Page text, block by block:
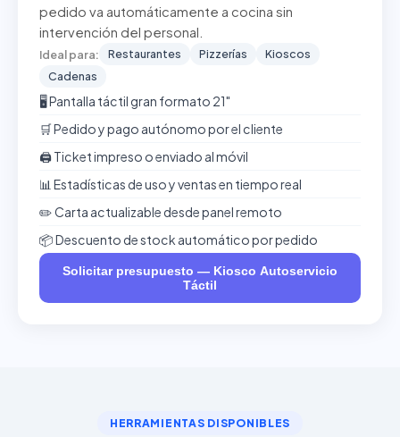
pedido va automáticamente a cocina sin
intervención del personal.
Ideal para: Restaurantes Pizzerías
Kioscos
Cadenas
🖥️ Pantalla táctil gran formato 21"
🛒 Pedido y pago autónomo por el cliente
🖨️ Ticket impreso o enviado al móvil
📊 Estadísticas de uso y ventas en tiempo real
✏️ Carta actualizable desde panel remoto
📦 Descuento de stock automático por pedido
Solicitar presupuesto — Kiosco Autoservicio
Táctil
HERRAMIENTAS DISPONIBLES